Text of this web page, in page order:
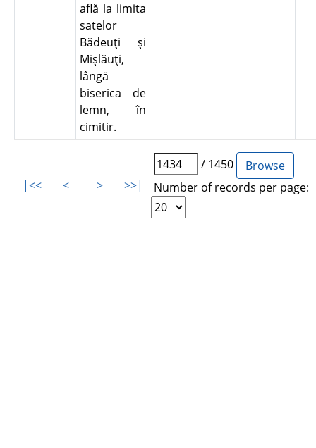
află la limita
satelor
Bădeuţi şi
Mişlăuţi,
lângă
biserica de
lemn, în
cimitir.
|<< < > >>|
/ 1450
Number of records per page: